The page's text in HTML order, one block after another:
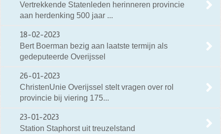
Vertrekkende Statenleden herinneren provincie
aan herdenking 500 jaar ...
18-02-2023
Bert Boerman bezig aan laatste termijn als
gedeputeerde Overijssel
26-01-2023
ChristenUnie Overijssel stelt vragen over rol
provincie bij viering 175...
23-01-2023
Station Staphorst uit treuzelstand